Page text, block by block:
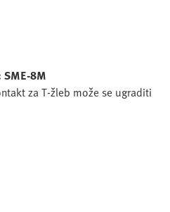
8M
za T-žleb može se ugraditi